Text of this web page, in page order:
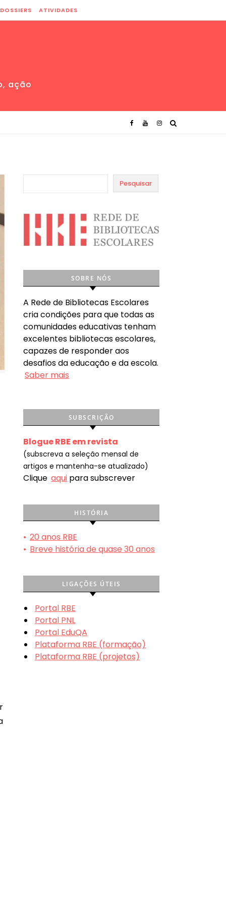
DOSSIERS ATIVIDADES
ação
Pesquisar
SOBRE NÓS
A Rede de Bibliotecas Escolares
cria condições para que todas as
comunidades educativas tenham
excelentes bibliotecas escolares,
capazes de responder aos
desafios da educação e da escola.
Saber mais
SUBSCRIÇÃO
Blogue RBE em revista
(subscreva a seleção mensal de
artigos e mantenha-se atualizado)
Clique aqui para subscrever
HISTÓRIA
• 20 anos RBE
• Breve história de quase 30 anos
LIGAÇÕES ÚTEIS
Portal RBE
Portal PNL
Portal EduQA
Plataforma RBE (formação)
Plataforma RBE (projetos)